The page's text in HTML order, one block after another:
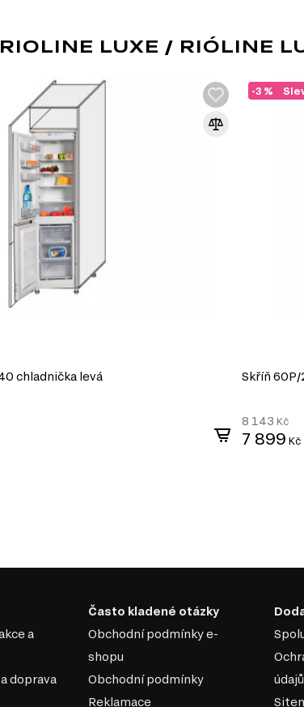
LUXE / RIÓLINE
chladnička levá
-3 %
Skříň
8 143 Kč
7 899 Kč
a
doprava
Často kladené otázky
Obchodní podmínky e-
shopu
Obchodní podmínky
Reklamace
údajů